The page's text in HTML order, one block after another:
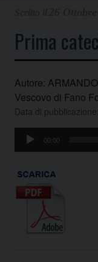
Prima
Autore:
Vescovo di Fano
Data di
Audio
00:00